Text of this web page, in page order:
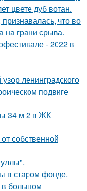
цвете дуб вотан.
что во
на грани срыва.
- 2022 в
ленинградского
подвиге
34 м 2 в ЖК
собственной
в старом фонде.
в большом